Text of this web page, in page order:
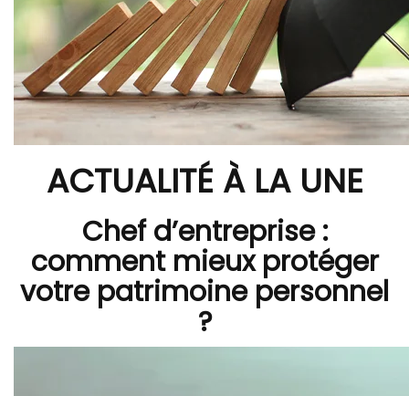
ACTUALITÉ À LA UNE
Chef d’entreprise :
comment mieux protéger
votre patrimoine personnel
?